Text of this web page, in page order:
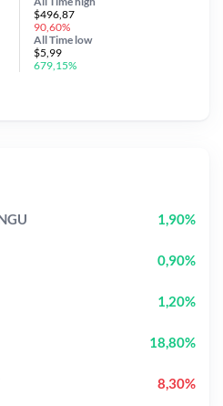
$496,87
90,60%
All Time low
$5,99
679,15%
1,90%
0,90%
1,20%
18,80%
8,30%